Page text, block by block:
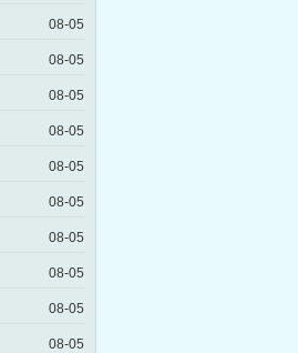
08-05
08-05
08-05
08-05
08-05
08-05
08-05
08-05
08-05
08-05